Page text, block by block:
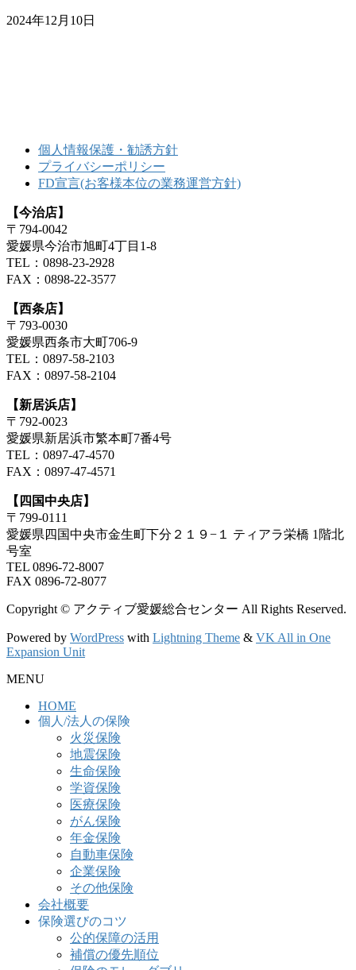
2024年12月10日
個人情報保護・勧誘方針
プライバシーポリシー
FD宣言(お客様本位の業務運営方針)
【今治店】
〒794-0042
愛媛県今治市旭町4丁目1-8
TEL：0898-23-2928
FAX：0898-22-3577
【西条店】
〒793-0030
愛媛県西条市大町706-9
TEL：0897-58-2103
FAX：0897-58-2104
【新居浜店】
〒792-0023
愛媛県新居浜市繁本町7番4号
TEL：0897-47-4570
FAX：0897-47-4571
【四国中央店】
〒799-0111
愛媛県四国中央市金生町下分２１９−１ ティアラ栄橋 1階北
号室
TEL 0896-72-8007
FAX 0896-72-8077
Copyright © アクティブ愛媛総合センター All Rights Reserved.
Powered by WordPress with Lightning Theme & VK All in One
Expansion Unit
MENU
HOME
個人/法人の保険
火災保険
地震保険
生命保険
学資保険
医療保険
がん保険
年金保険
自動車保険
企業保険
その他保険
会社概要
保険選びのコツ
公的保障の活用
補償の優先順位